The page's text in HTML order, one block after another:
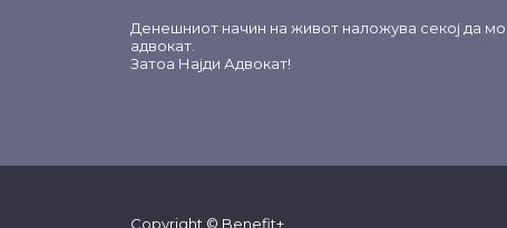
Денешниот начин на живот наложува секој да
адвокат.
Затоа Најди Адвокат!
Copyright © Benefit+